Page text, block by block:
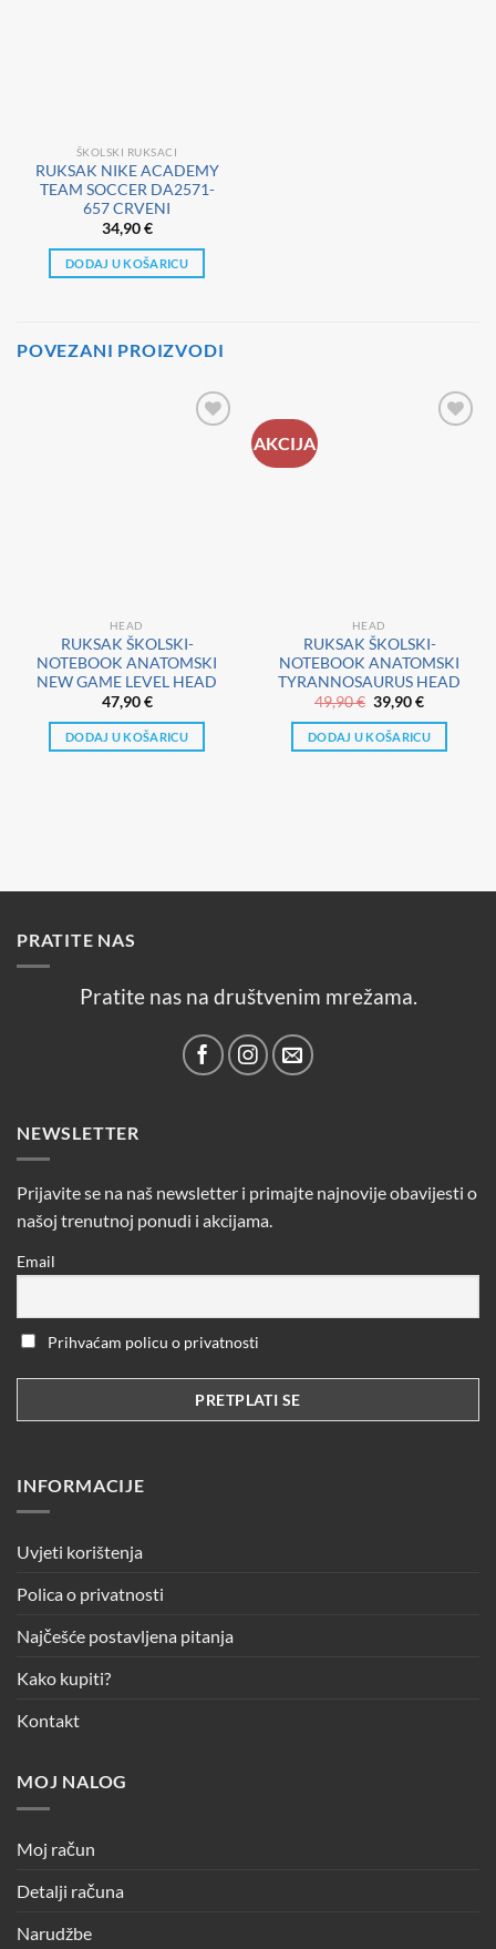
ŠKOLSKI RUKSACI
RUKSAK NIKE ACADEMY
TEAM SOCCER DA2571-
657 CRVENI
34,90€
DODAJ U KOŠARICU
POVEZANI PROIZVODI
HEAD
RUKSAK ŠKOLSKI-
NOTEBOOK ANATOMSKI
NEW GAME LEVEL HEAD
47,90€
DODAJ U KOŠARICU
AKCIJA
HEAD
RUKSAK ŠKOLSKI-
NOTEBOOK ANATOMSKI
TYRANNOSAURUS HEAD
49,90€ Izvorna
cijena
bila
je:
39,90€Trenutna
je:
39,90 €.
DODAJ U KOŠARICU
PRATITE NAS
Pratite nas na društvenim mrežama.
NEWSLETTER
Prijavite se na naš newsletter i primajte najnovije obavijesti o
našoj trenutnoj ponudi i akcijama.
Email
Prihvaćam policu o privatnosti
INFORMACIJE
Uvjeti korištenja
Polica o privatnosti
Najčešće postavljena pitanja
Kako kupiti?
Kontakt
MOJ NALOG
Moj račun
Detalji računa
Narudžbe